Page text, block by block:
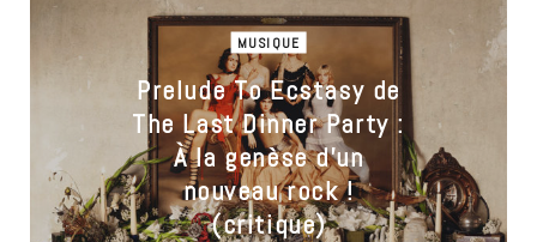
MUSIQUE
Prelude To Ecstasy de
The Last Dinner Party :
À la genèse d’un
nouveau rock !
(critique)